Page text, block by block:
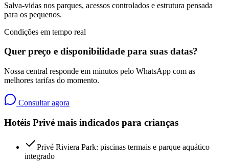
Salva-vidas nos parques, acessos controlados e estrutura pensada
para os pequenos.
Condições em tempo real
Quer preço e disponibilidade para suas datas?
Nossa central responde em minutos pelo WhatsApp com as
melhores tarifas do momento.
Consultar agora
Hotéis Privé mais indicados para crianças
Privé Riviera Park: piscinas termais e parque aquático
integrado